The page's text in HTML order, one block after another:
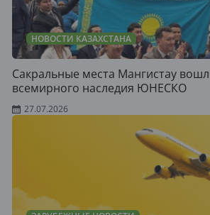
НОВОСТИ КАЗАХСТАНА
Сакральные места Мангистау
всемирного наследия ЮНЕСКО
27.07.2026